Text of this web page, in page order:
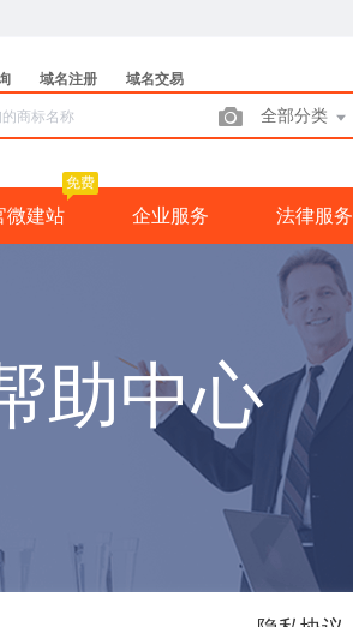
域名注册 域名交易
全部分类
微建站
免费
企业服务 法律服务
助中心